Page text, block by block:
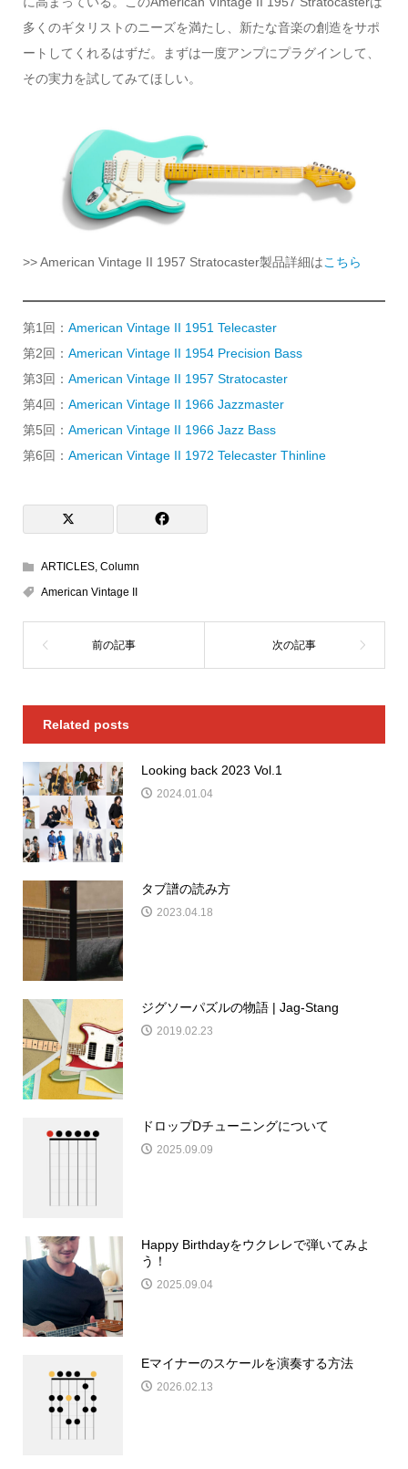
多くのギタリストのニーズを満たし、新たな音楽の創造をサポ
ートしてくれるはずだ。まずは一度アンプにプラグインして、
その実力を試してみてほしい。
>> American Vintage II 1957 Stratocaster製品詳細はこちら
第1回： American Vintage II 1951 Telecaster
第2回： American Vintage II 1954 Precision Bass
第3回： American Vintage II 1957 Stratocaster
第4回： American Vintage II 1966 Jazzmaster
第5回： American Vintage II 1966 Jazz Bass
第6回： American Vintage II 1972 Telecaster Thinline
ARTICLES, Column
American Vintage II
Related posts
Looking back 2023 Vol.1
2024.01.04
タブ譜の読み方
2023.04.18
ジグソーパズルの物語 | Jag-Stang
2019.02.23
ドロップDチューニングについて
2025.09.09
Happy Birthdayをウクレレで弾いてみよ
う！
2025.09.04
Eマイナーのスケールを演奏する方法
2026.02.13